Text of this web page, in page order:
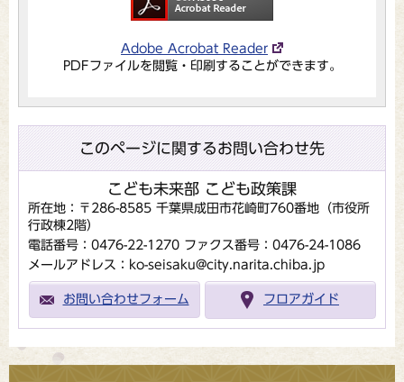
Adobe Acrobat Reader
PDFファイルを閲覧・印刷することができます。
このページに関するお問い合わせ先
こども未来部 こども政策課
所在地：〒286-8585 千葉県成田市花崎町760番地（市役所
行政棟2階）
電話番号：0476-22-1270 ファクス番号：0476-24-1086
メールアドレス：ko-seisaku@city.narita.chiba.jp
お問い合わせフォーム フロアガイド